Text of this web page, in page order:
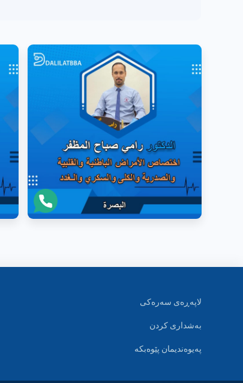
لاپەڕەی سەرەکی
بەشداری کردن
پەیوەندیمان پێوەبکە